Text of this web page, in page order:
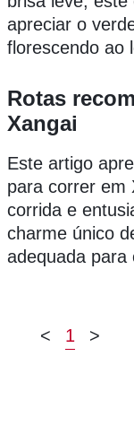
apreciar o
florescendo ao
Rotas
Xangai
Este artigo
para correr em
corrida e
charme único
adequada para
< 1 >